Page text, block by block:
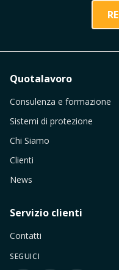
Quotalavoro
Consulenza e formazione
Sistemi di protezione
Chi Siamo
Clienti
News
Servizio clienti
Contatti
SEGUICI